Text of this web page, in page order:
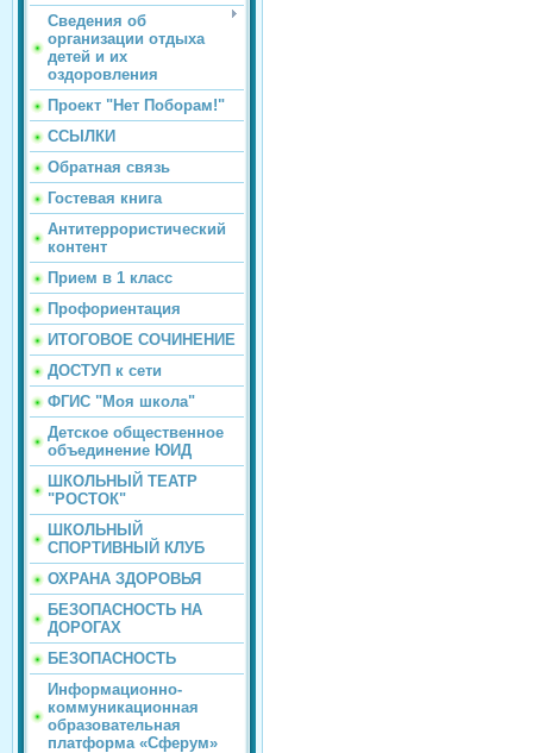
Сведения об
организации отдыха
детей и их
оздоровления
Проект "Нет Поборам!"
ССЫЛКИ
Обратная связь
Гостевая книга
Антитеррористический
контент
Прием в 1 класс
Профориентация
ИТОГОВОЕ СОЧИНЕНИЕ
ДОСТУП к сети
ФГИС "Моя школа"
Детское общественное
объединение ЮИД
ШКОЛЬНЫЙ ТЕАТР
"РОСТОК"
ШКОЛЬНЫЙ
СПОРТИВНЫЙ КЛУБ
ОХРАНА ЗДОРОВЬЯ
БЕЗОПАСНОСТЬ НА
ДОРОГАХ
БЕЗОПАСНОСТЬ
Информационно-
коммуникационная
образовательная
платформа «Сферум»